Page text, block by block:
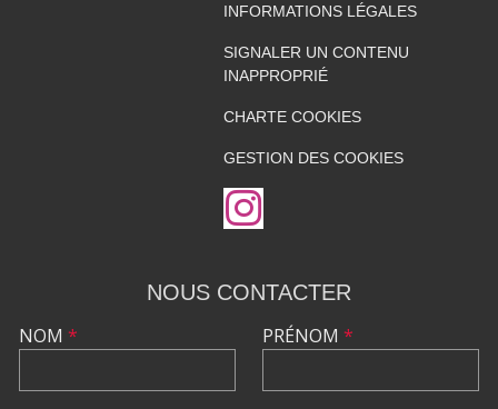
INFORMATIONS LÉGALES
SIGNALER UN CONTENU
INAPPROPRIÉ
CHARTE COOKIES
GESTION DES COOKIES
NOUS CONTACTER
NOM * PRÉNOM *